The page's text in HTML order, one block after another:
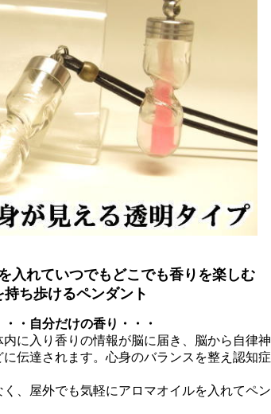
入れていつでもどこでも香りを楽しむ
ち歩けるペンダント
・自分だけの香り・・・
に入り香りの情報が脳に届き、脳から自律神
伝達されます。心身のバランスを整え認知症
、屋外でも気軽にアロマオイルを入れてペン